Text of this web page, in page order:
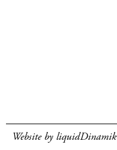
Website by liquidDinamik